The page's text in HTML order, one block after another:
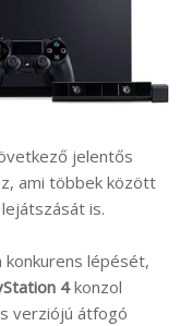
jelentős
ami többek között
is.
konkurens lépését,
4konzol
verziójú átfogó